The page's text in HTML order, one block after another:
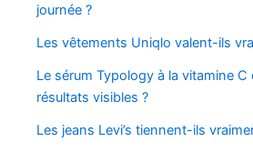
journée ?
Les vêtements Uniqlo valent-ils
Le sérum Typology à la vitamine
résultats visibles ?
Les jeans Levi’s tiennent-ils